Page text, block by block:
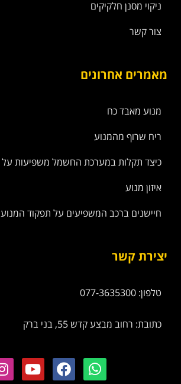
ניקוי מסנן חלקיקים
צור קשר
מאמרים אחרונים
מנוע מאבד כח
ריח שרוף מהמנוע
כיצד תקלות במערכת החשמל משפיעות על
איזון מנוע
חיישנים ברכב המשפיעים על תפקוד המנוע
יצירת קשר
טלפון: 077-3635300
כתובת: רחוב מבצע קדש 55, בני ברק